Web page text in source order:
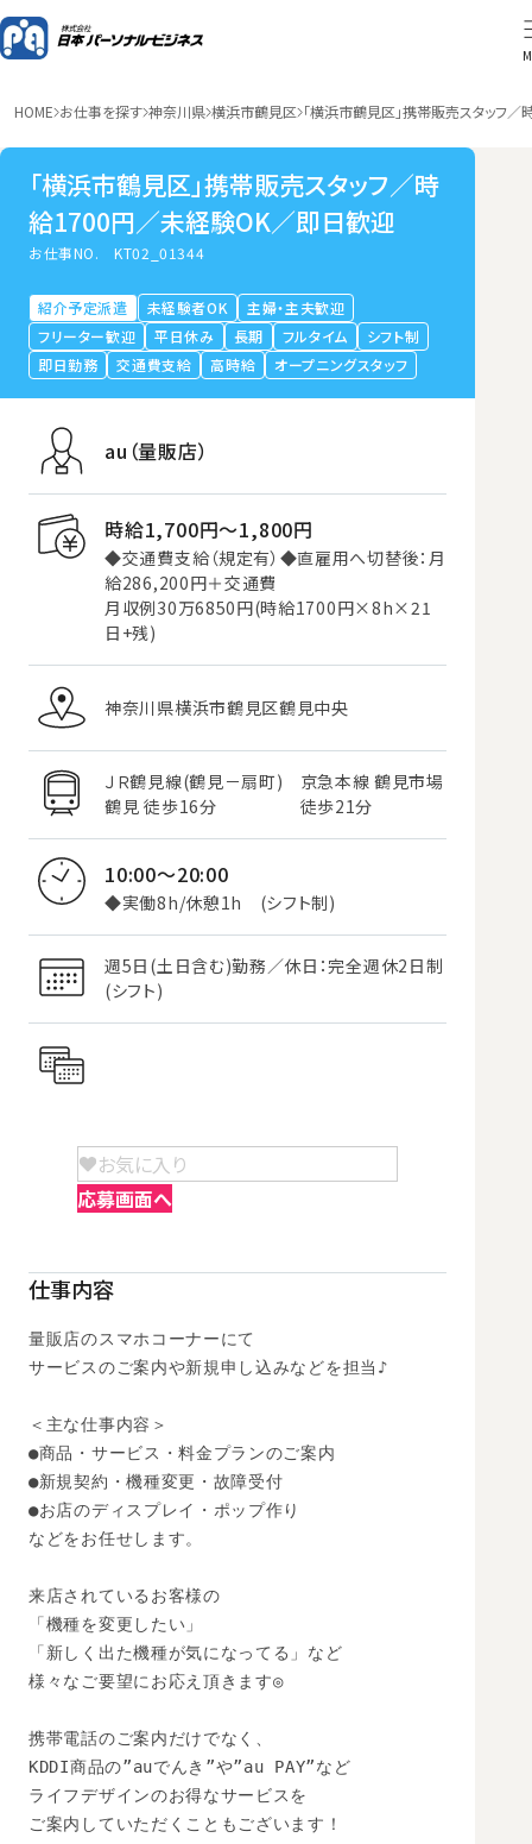
HOME お仕事を探す 神奈川県 横浜市鶴見区 「横浜市鶴見区」携帯販売スタッフ
「横浜市鶴見区」携帯販売スタッフ／時
給1700円／未経験OK／即日歓迎
お仕事NO.KT02_01344
紹介予定派遣 未経験者OK
主婦・主夫歓迎
フリーター歓迎
平日休み 長期 フルタイム
シフト制
即日勤務
交通費支給 高時給 オープニングスタッフ
au（量販店）
時給1,700円〜1,800円
◆交通費支給（規定有）◆直雇用へ切替後：月
給286,200円＋交通費
月収例30万6850円(時給1700円×8h×21
日+残)
神奈川県横浜市鶴見区鶴見中央
ＪＲ鶴見線(鶴見－扇町)
鶴見 徒歩16分
京急本線 鶴見市場
徒歩21分
10:00～20:00
◆実働8h/休憩1h (シフト制)
週5日(土日含む)勤務／休日：完全週休2日制
(シフト)
お気に入り
応募画面へ
仕事内容
量販店のスマホコーナーにて
サービスのご案内や新規申し込みなどを担当♪
＜主な仕事内容＞
●商品・サービス・料金プランのご案内
●新規契約・機種変更・故障受付
●お店のディスプレイ・ポップ作り
などをお任せします。
来店されているお客様の
「機種を変更したい」
「新しく出た機種が気になってる」など
様々なご要望にお応え頂きます◎
携帯電話のご案内だけでなく、
KDDI商品の”auでんき”や”au PAY”など
ライフデザインのお得なサービスを
ご案内していただくこともございます！